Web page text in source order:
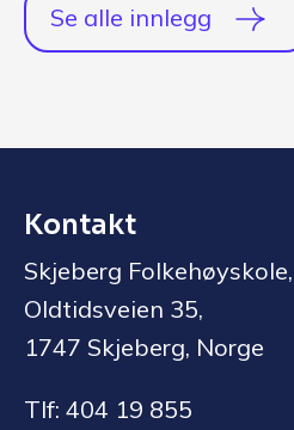
Se alle innlegg
Kontakt
Skjeberg Folkehøyskole,
Oldtidsveien 35,
1747 Skjeberg, Norge
Tlf: 404 19 855